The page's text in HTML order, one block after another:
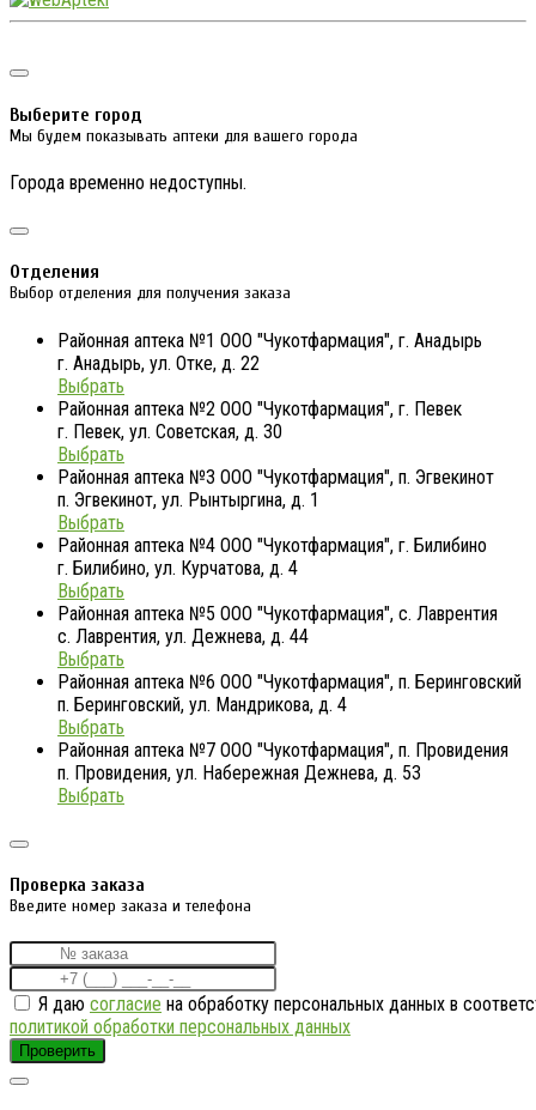
Выберите город
Мы будем показывать аптеки для вашего города
Города временно недоступны.
Отделения
Выбор отделения для получения заказа
Районная аптека №1 ООО "Чукотфармация", г. Анадырь
г. Анадырь, ул. Отке, д. 22
Выбрать
Районная аптека №2 ООО "Чукотфармация", г. Певек
г. Певек, ул. Советская, д. 30
Выбрать
Районная аптека №3 ООО "Чукотфармация", п. Эгвекинот
п. Эгвекинот, ул. Рынтыргина, д. 1
Выбрать
Районная аптека №4 ООО "Чукотфармация", г. Билибино
г. Билибино, ул. Курчатова, д. 4
Выбрать
Районная аптека №5 ООО "Чукотфармация", с. Лаврентия
с. Лаврентия, ул. Дежнева, д. 44
Выбрать
Районная аптека №6 ООО "Чукотфармация", п. Беринговский
п. Беринговский, ул. Мандрикова, д. 4
Выбрать
Районная аптека №7 ООО "Чукотфармация", п. Провидения
п. Провидения, ул. Набережная Дежнева, д. 53
Выбрать
Проверка заказа
Введите номер заказа и телефона
Я даю согласие на обработку персональных данных в
политикой обработки персональных данных
Проверить